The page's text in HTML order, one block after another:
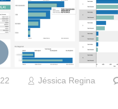
Jéssica Regina